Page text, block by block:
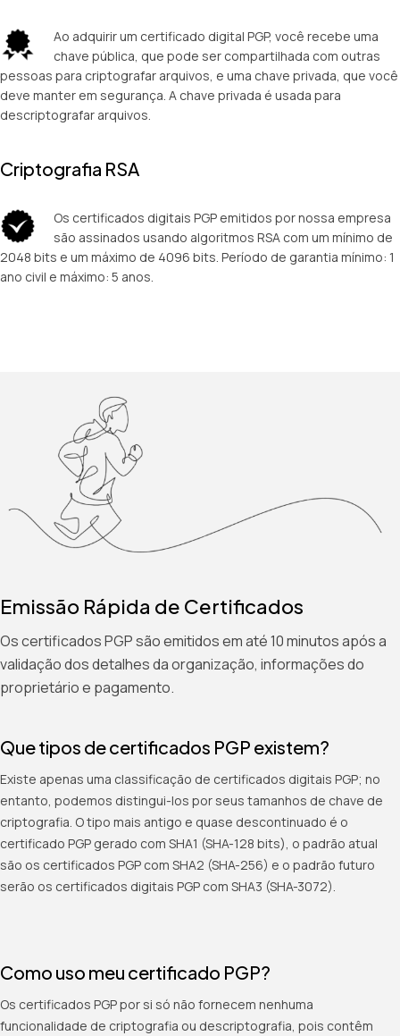
Ao adquirir um certificado digital PGP, você recebe uma
chave pública, que pode ser compartilhada com outras
pessoas para criptografar arquivos, e uma chave privada, que você
deve manter em segurança. A chave privada é usada para
descriptografar arquivos.
Criptografia RSA
Os certificados digitais PGP emitidos por nossa empresa
são assinados usando algoritmos RSA com um mínimo de
2048 bits e um máximo de 4096 bits. Período de garantia mínimo: 1
ano civil e máximo: 5 anos.
Emissão Rápida de Certificados
Os certificados PGP são emitidos em até 10 minutos após a
validação dos detalhes da organização, informações do
proprietário e pagamento.
Que tipos de certificados PGP existem?
Existe apenas uma classificação de certificados digitais PGP; no
entanto, podemos distingui-los por seus tamanhos de chave de
criptografia. O tipo mais antigo e quase descontinuado é o
certificado PGP gerado com SHA1 (SHA-128 bits), o padrão atual
são os certificados PGP com SHA2 (SHA-256) e o padrão futuro
serão os certificados digitais PGP com SHA3 (SHA-3072).
Como uso meu certificado PGP?
Os certificados PGP por si só não fornecem nenhuma
funcionalidade de criptografia ou descriptografia, pois contêm